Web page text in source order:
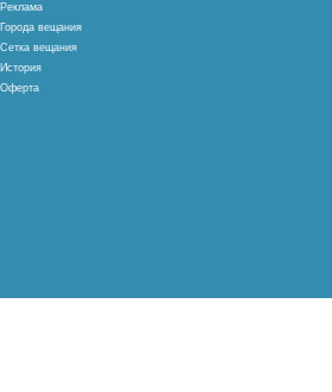
Реклама
Города вещания
Сетка вещания
История
Оферта